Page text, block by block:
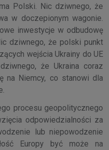
Polski. Nic dziwnego, że
w doczepionym wagonie.
inwestycje w odbudowę
dziwnego, że polski punkt
wejścia Ukrainy do UE
że Ukraina coraz
na Niemcy, co stanowi dla
procesu geopolitycznego
odpowiedzialności za
lub niepowodzenie
Europy być może na